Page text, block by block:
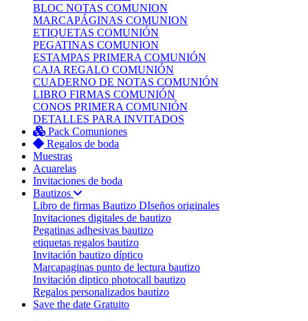
BLOC NOTAS COMUNION
MARCAPÁGINAS COMUNION
ETIQUETAS COMUNIÓN
PEGATINAS COMUNION
ESTAMPAS PRIMERA COMUNIÓN
CAJA REGALO COMUNIÓN
CUADERNO DE NOTAS COMUNIÓN
LIBRO FIRMAS COMUNIÓN
CONOS PRIMERA COMUNIÓN
DETALLES PARA INVITADOS
Pack Comuniones
Regalos de boda
Muestras
Acuarelas
Invitaciones de boda
Bautizos
Libro de firmas Bautizo DIseños originales
Invitaciones digitales de bautizo
Pegatinas adhesivas bautizo
etiquetas regalos bautizo
Invitación bautizo díptico
Marcapaginas punto de lectura bautizo
Invitación diptico photocall bautizo
Regalos personalizados bautizo
Save the date Gratuito